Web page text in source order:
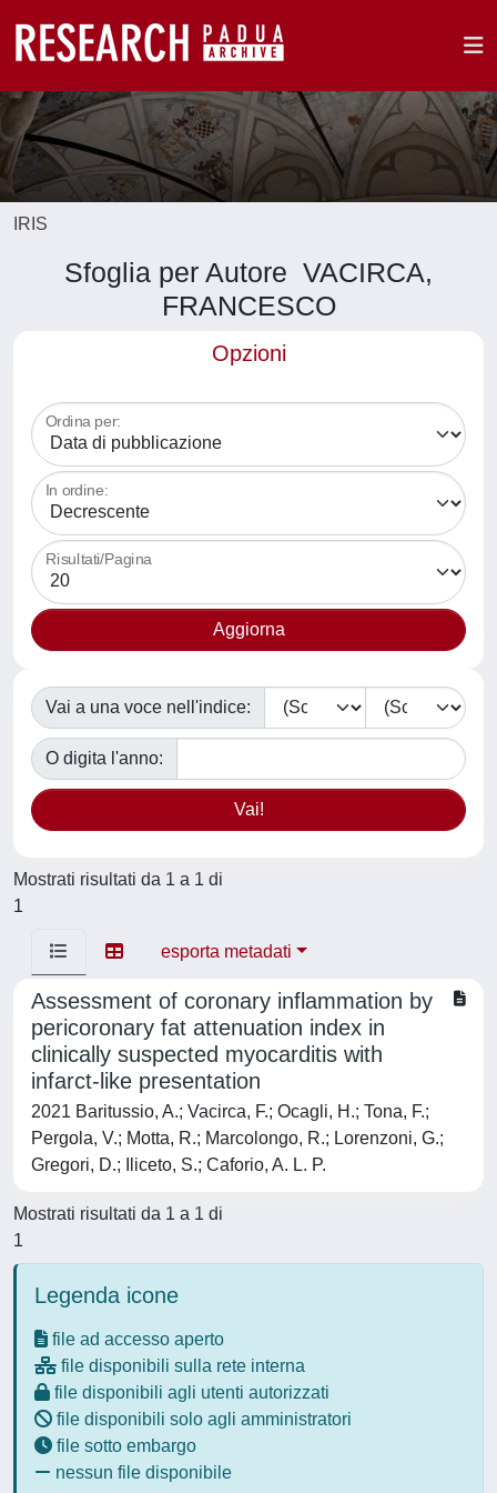
IRIS
Sfoglia per Autore VACIRCA,
FRANCESCO
Opzioni
Ordina per:
In ordine:
Risultati/Pagina
Vai a una voce nell'indice:
O digita l'anno:
Mostrati risultati da 1 a 1 di
1
esporta metadati
Assessment of coronary inflammation by
pericoronary fat attenuation index in
clinically suspected myocarditis with
infarct-like presentation
2021 Baritussio, A.; Vacirca, F.; Ocagli, H.; Tona, F.;
Pergola, V.; Motta, R.; Marcolongo, R.; Lorenzoni, G.;
Gregori, D.; Iliceto, S.; Caforio, A. L. P.
Mostrati risultati da 1 a 1 di
1
Legenda icone
file ad accesso aperto
file disponibili sulla rete interna
file disponibili agli utenti autorizzati
file disponibili solo agli amministratori
file sotto embargo
nessun file disponibile